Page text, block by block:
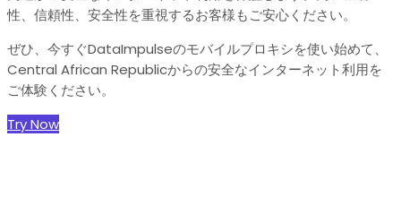
性、信頼性、安全性を重視するお客様もご安心ください。
ぜひ、今すぐDataImpulseのモバイルプロキシを使い始めて、
Central African Republicからの安全なインターネット利用を
ご体験ください。
Try Now